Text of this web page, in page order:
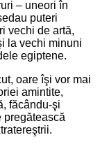
– uneori în
puteri
vechi de artă,
la vechi minuni
egiptene.
oare îşi vor mai
amintite,
făcându-şi
pregătească